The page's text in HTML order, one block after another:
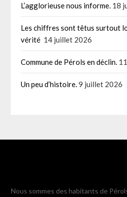
L’agglorieuse nous informe. 18
Les chiffres sont têtus surtout
vérité 14 juillet 2026
Commune de Pérols en déclin.
Un peu d’histoire.9 juillet 2026
Nous sommes des habitants de